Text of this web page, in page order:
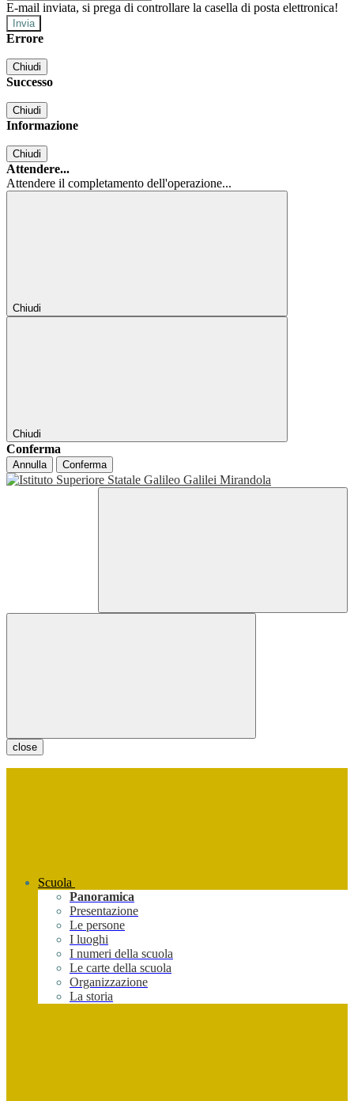
E-mail inviata, si prega di controllare la casella di posta elettronica!
Errore
Chiudi
Successo
Chiudi
Informazione
Chiudi
Attendere...
Attendere il completamento dell'operazione...
Chiudi
Chiudi
Conferma
Annulla Conferma
close
Scuola
Panoramica
Presentazione
Le persone
I luoghi
I numeri della scuola
Le carte della scuola
Organizzazione
La storia